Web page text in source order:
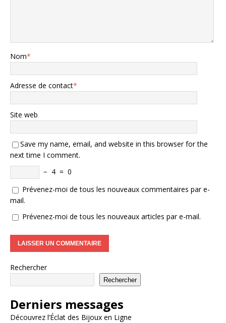
Nom*
Adresse de contact*
Site web
Save my name, email, and website in this browser for the
next time I comment.
− 4 = 0
Prévenez-moi de tous les nouveaux commentaires par e-
mail.
Prévenez-moi de tous les nouveaux articles par e-mail.
Rechercher
Rechercher
Derniers messages
Découvrez l’Éclat des Bijoux en Ligne